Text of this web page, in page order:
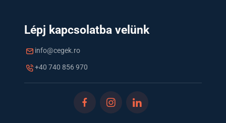
Lépj kapcsolatba velünk
info@cegek.ro
+40 740 856 970